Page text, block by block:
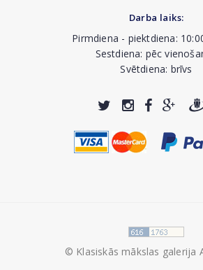
Darba laiks:
Pirmdiena - piektdiena:
Sestdiena: pēc
Svētdiena: brīvs
© Klasiskās mākslas galerija